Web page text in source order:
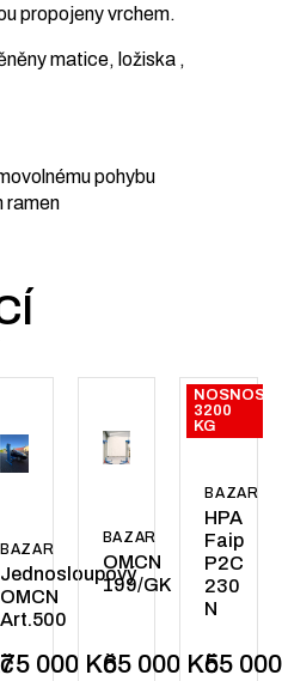
propojeny vrchem.
matice, ložiska ,
pohybu
ramen
BAZAR
Jednosloupový
OMCN
Art.500
75 000 Kč
BAZAR
OMCN
199/GK
65 000 Kč
NOSNOST:
3200
KG
BAZAR
HPA
Faip
P2C
230
N
55